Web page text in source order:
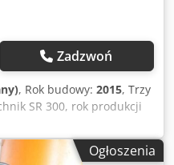
Zadzwoń
, Rok budowy: 2015, Trzy
SR 300, rok produkcji
wyłącznika, ok. 24 000
1x Worthing
brak zamontowanego
Ogłoszenia